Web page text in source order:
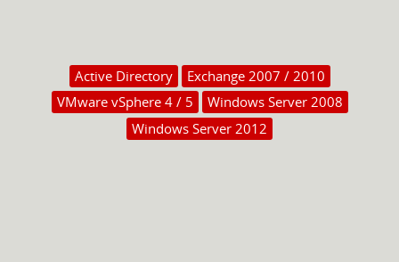
Active Directory
Exchange 2007 / 2010
VMware vSphere 4 / 5
Windows Server 2008
Windows Server 2012